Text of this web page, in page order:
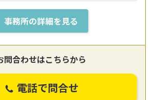
事務所の詳細を見る
問合わせはこちらから
電話で問合せ